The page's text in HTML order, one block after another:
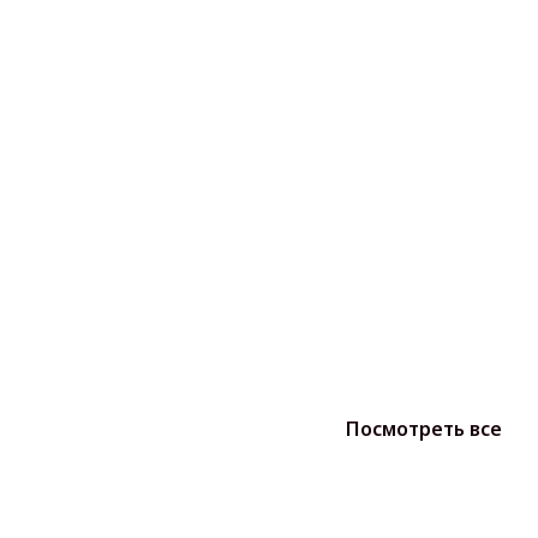
Посмотреть все